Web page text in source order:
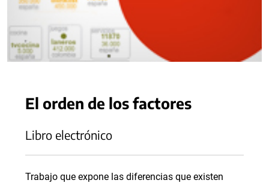
El orden de los factores
Libro electrónico
Trabajo que expone las diferencias que existen